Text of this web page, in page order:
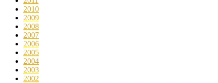
2010
2009
2008
2007
2006
2005
2004
2003
2002